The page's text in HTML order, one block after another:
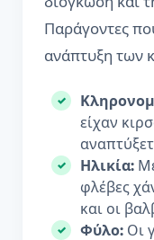
Παράγοντες
ανάπτυξη των
είχαν
Ηλικία:
φλέβες
και οι
Φύλο: Οι